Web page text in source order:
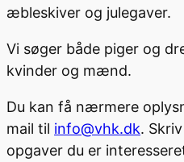
æbleskiver og julegaver.
Vi søger både piger og
kvinder og mænd.
Du kan få nærmere
mail til info@vhk.dk.
opgaver du er